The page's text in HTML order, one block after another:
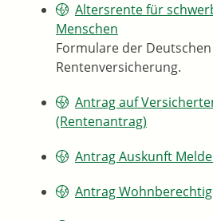
Altersrente für
Menschen
Formulare der Deutschen
Rentenversicherung.
Antrag auf
(Rentenantrag)
Antrag Auskunft
Antrag